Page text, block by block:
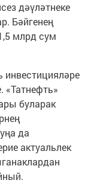
дәүләтнеке
Бәйгенең
млрд сум
инвестицияләре
буларак
да
актуальлек